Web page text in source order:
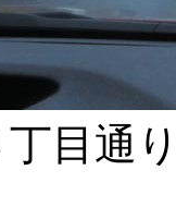
目通